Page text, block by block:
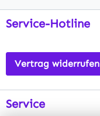
Service-Hotline
Vertrag widerrufen
Service